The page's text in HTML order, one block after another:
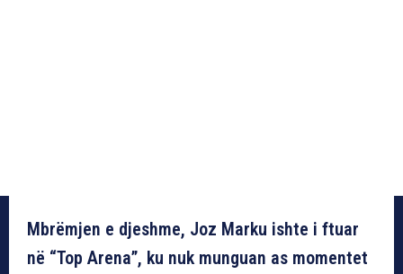
Mbrëmjen e djeshme, Joz Marku ishte i ftuar
në “Top Arena”, ku nuk munguan as momentet